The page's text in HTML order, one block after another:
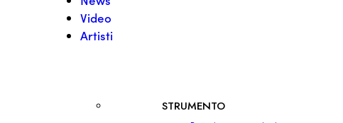
Video
Artisti
STRUMENTO